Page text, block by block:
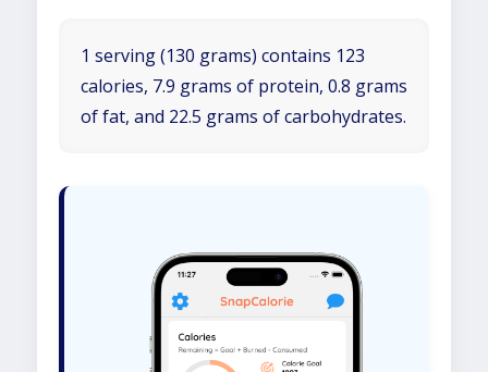
1 serving (130 grams) contains 123
calories, 7.9 grams of protein, 0.8 grams
of fat, and 22.5 grams of carbohydrates.